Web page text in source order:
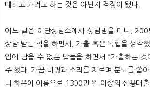
데리고 가려고 하는 것은 아닌지 걱정이 됐다.
어느 날은 이단상담소에서 상담받을 테니, 200
상담 받는 척을 하면서, 가출 혹은 독립을 생각
입에 담을 수 없는 말들을 하면서 “가출하는 것
주 했다. 가끔 비명과 소리를 지르며 분노를 쏟
니 하은이 이름으로 1300만 원 이상의 신용대